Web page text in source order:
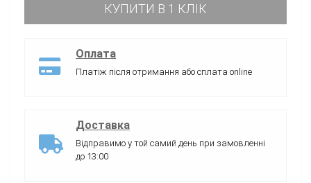
КУПИТИ В 1 КЛІК
Оплата
Платіж після отримання або сплата online
Доставка
Відправимо у той самий день при замовленні
до 13:00